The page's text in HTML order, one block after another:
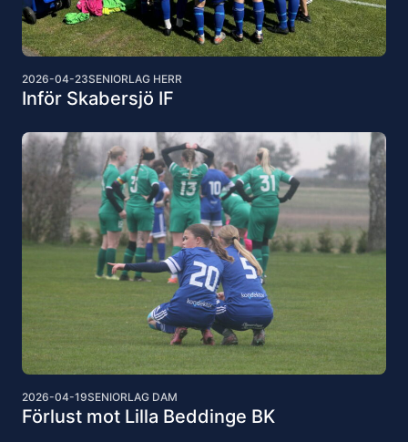
2026-04-23SENIORLAG HERR
Inför Skabersjö IF
2026-04-19SENIORLAG DAM
Förlust mot Lilla Beddinge BK